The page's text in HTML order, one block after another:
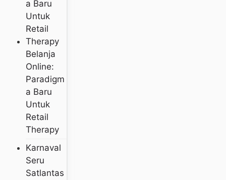
Belanja
Online:
Paradigm
A Baru
Untuk
Retail
Therapy
Karnaval
Seru
Satlantas